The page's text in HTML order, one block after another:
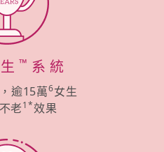
™ 系統
逾15萬6女生
老1*效果